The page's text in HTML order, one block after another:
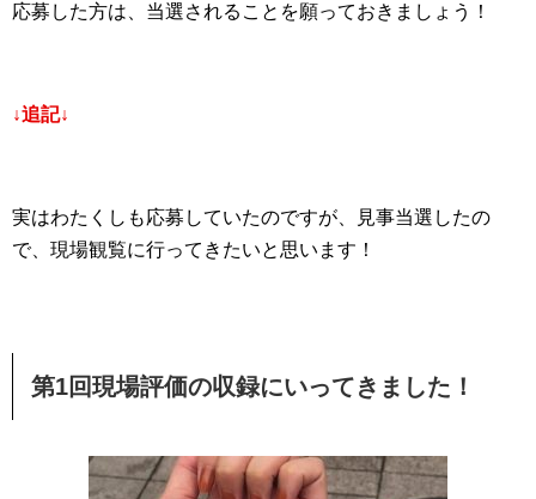
応募した方は、当選されることを願っておきましょう！
↓追記↓
実はわたくしも応募していたのですが、見事当選したの
で、現場観覧に行ってきたいと思います！
第1回現場評価の収録にいってきました！